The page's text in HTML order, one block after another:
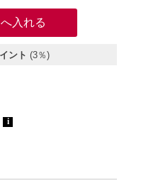
ント (3％)